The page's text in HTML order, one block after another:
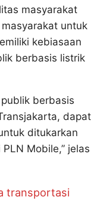
masyarakat
untuk
kebiasaan
berbasis listrik
berbasis
dapat
ditukarkan
Mobile,” jelas
transportasi